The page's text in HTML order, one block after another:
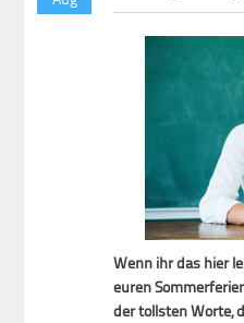
Wenn ihr das hier
euren
der tollsten Worte,